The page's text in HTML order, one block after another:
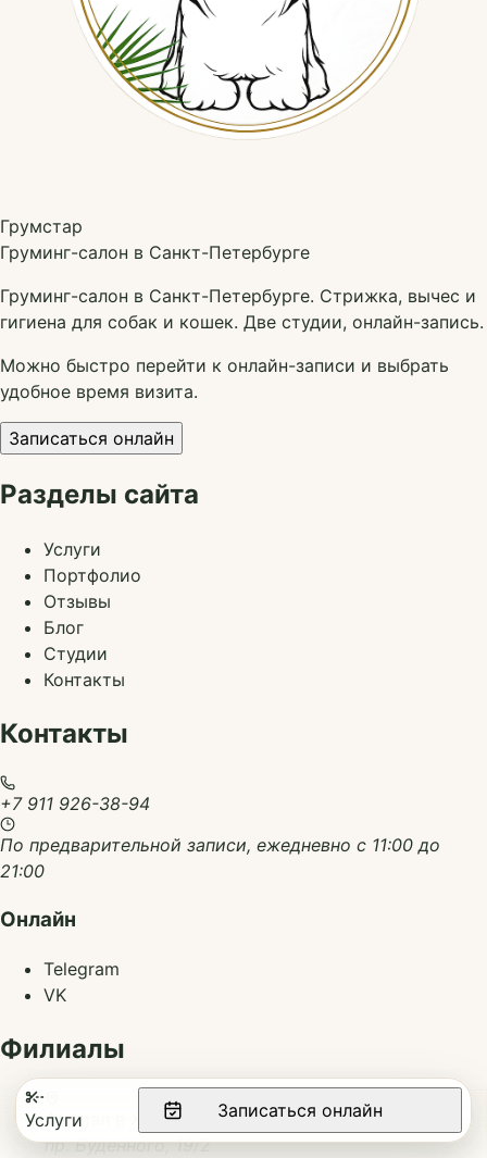
Грумстар
Груминг-салон в Санкт-Петербурге
Груминг-салон в Санкт-Петербурге. Стрижка, вычес и
гигиена для собак и кошек. Две студии, онлайн-запись.
Можно быстро перейти к онлайн-записи и выбрать
удобное время визита.
Записаться онлайн
Разделы сайта
Услуги
Портфолио
Отзывы
Блог
Студии
Контакты
Контакты
+7 911 926-38-94
По предварительной записи, ежедневно с 11:00 до
21:00
Онлайн
Telegram
VK
Филиалы
Филиал в ЖК Солнечный Город
пр. Будённого, 19/2
Услуги Записаться онлайн